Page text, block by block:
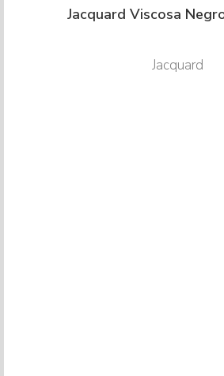
Jacquard Viscosa
Jacquard